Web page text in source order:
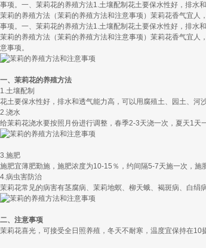
事项。一、茉莉花的养殖方法1.土壤配制花土要保水性好，排水
茉莉的养殖方法（茉莉的养殖方法和注意事项）茉莉花香气宜
事项。一、茉莉花的养殖方法1.土壤配制花土要保水性好，排水
茉莉的养殖方法（茉莉的养殖方法和注意事项）茉莉花香气宜
意事项。
一、茉莉花的养殖方法
1.土壤配制
花土要保水性好，排水和透气能力高，可以用腐殖土、园土、河
2.浇水
给茉莉花浇水要按照月份进行调整，春季2-3天浇一次，夏天1天
3.施肥
施肥宜薄肥勤施，施肥浓度为10-15％，约间隔5-7天施一次，施
4.病虫害防治
茉莉花常见的病害有茎腐病、茉莉地螟、柳天蛾、褐斑病、白绢
二、注意事项
茉莉花喜光，可接受全日照养殖，冬天不耐寒，温度宜保持在10